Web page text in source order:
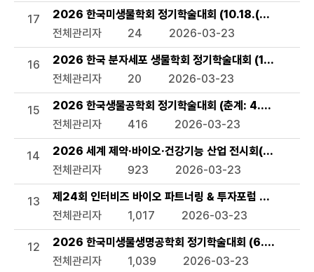
17
2026 한국미생물학회 정기학술대회 (10.18.(일)~20.(
전체관리자
24 2026-03-23
16
2026 한국 분자세포 생물학회 정기학술대회 (10.6.(화
전체관리자
20 2026-03-23
15
2026 한국생물공학회 정기학술대회 (춘계: 4.8.(수
전체관리자
416 2026-03-23
14
2026 세계 제약·바이오·건강기능 산업 전시회(CPHI)
전체관리자
923 2026-03-23
13
제24회 인터비즈 바이오 파트너링 & 투자포럼 2026
전체관리자
1,017 2026-03-23
12
2026 한국미생물생명공학회 정기학술대회 (6.24.(수
전체관리자
1,039 2026-03-23